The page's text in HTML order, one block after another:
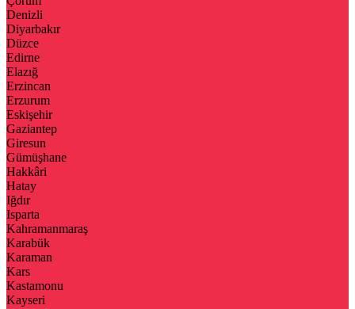
Denizli
Diyarbakır
Düzce
Edirne
Elazığ
Erzincan
Erzurum
Eskişehir
Gaziantep
Giresun
Gümüşhane
Hakkâri
Hatay
Iğdır
Isparta
Kahramanmaraş
Karabük
Karaman
Kars
Kastamonu
Kayseri